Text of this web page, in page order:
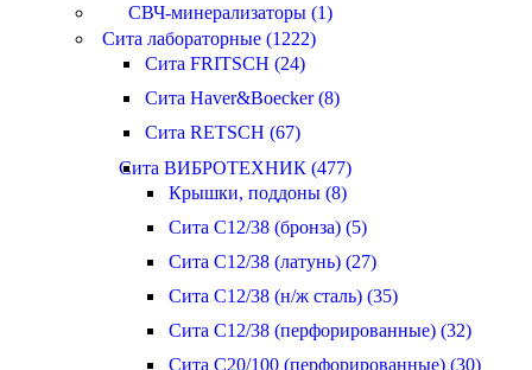
СВЧ-минерализаторы (1)
Сита лабораторные (1222)
Сита FRITSCH (24)
Сита Haver&Boecker (8)
Сита RETSCH (67)
Сита ВИБРОТЕХНИК (477)
Крышки, поддоны (8)
Сита С12/38 (бронза) (5)
Сита С12/38 (латунь) (27)
Сита С12/38 (н/ж сталь) (35)
Сита С12/38 (перфорированные) (32)
Сита С20/100 (перфорированные) (30)